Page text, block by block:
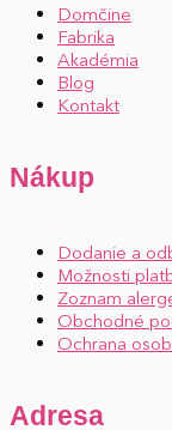
Domčine
Fabrika
Akadémia
Blog
Kontakt
Nákup
Dodanie a
Možnosti
Zoznam
Obchodné
Ochrana
Adresa